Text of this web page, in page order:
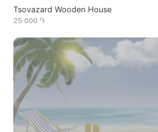
Tsovazard Wooden House
25 000 ֏